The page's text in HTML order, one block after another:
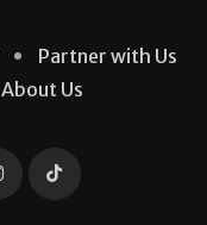
Partner with Us
About Us